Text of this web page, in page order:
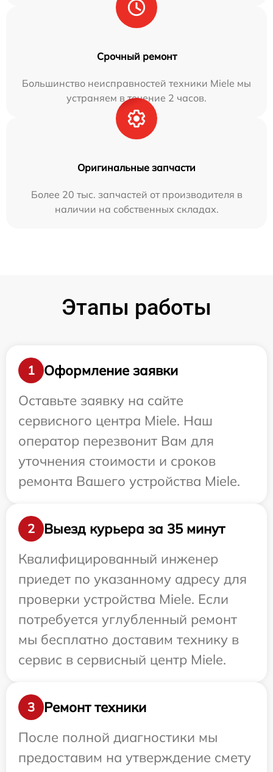
Срочный ремонт
Большинство неисправностей техники Miele мы
устраняем в течение 2 часов.
Оригинальные запчасти
Более 20 тыс. запчастей от производителя в
наличии на собственных складах.
Этапы работы
1
Оформление заявки
Оставьте заявку на сайте
сервисного центра Miele. Наш
оператор перезвонит Вам для
уточнения стоимости и сроков
ремонта Вашего устройства Miele.
2
Выезд курьера за 35 минут
Квалифицированный инженер
приедет по указанному адресу для
проверки устройства Miele. Если
потребуется углубленный ремонт
мы бесплатно доставим технику в
сервис в сервисный центр Miele.
3
Ремонт техники
После полной диагностики мы
предоставим на утверждение смету